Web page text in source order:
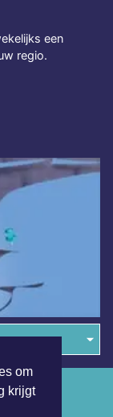
om
krijgt
een
regio.